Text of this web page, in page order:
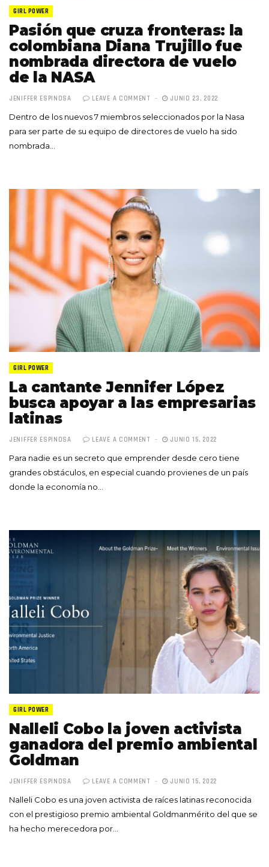
GIRL POWER
Pasión que cruza fronteras: la
colombiana Diana Trujillo fue
nombrada directora de vuelo
de la NASA
JENIFFER ESPINOSA LEAVE A COMMENT JUNIO 23, 2022
Dentro de los nuevos 7 miembros seleccionados por la Nasa
para ser parte de su equipo de directores de vuelo ha sido
nombrada…
GIRL POWER
La cantante Jennifer López
busca apoyar a las empresarias
latinas
JENIFFER ESPINOSA LEAVE A COMMENT JUNIO 15, 2022
Para nadie es un secreto que emprender desde cero tiene
grandes obstáculos, en especial cuando provienes de un país
donde la economía no…
GIRL POWER
Nalleli Cobo la joven activista
ganadora del premio ambiental
Goldman
JENIFFER ESPINOSA LEAVE A COMMENT JUNIO 15, 2022
Nalleli Cobo es una joven activista de raíces latinas reconocida
con el prestigioso premio ambiental Goldmanmérito del que se
ha hecho merecedora por…